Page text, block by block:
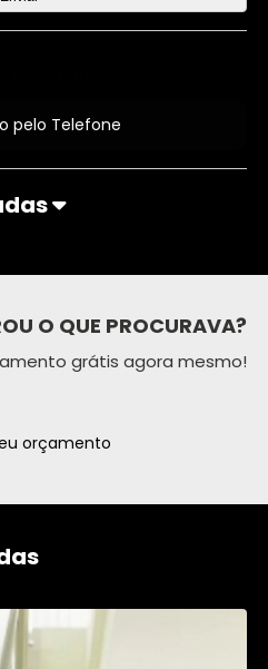
pelo Telefone
O QUE PROCURAVA?
grátis agora mesmo!
orçamento